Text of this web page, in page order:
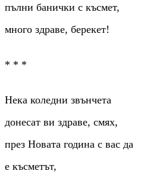
пълни банички с късмет,
много здраве, берекет!
* * *
Нека коледни звънчета
донесат ви здраве, смях,
през Новата година с вас да
е късметът,